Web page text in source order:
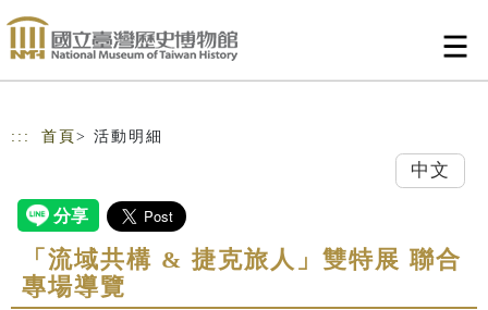
跳到主要內容
網站導覽
::: 首頁 > 活動明細
中文
「流域共構 & 捷克旅人」雙特展 聯合
專場導覽